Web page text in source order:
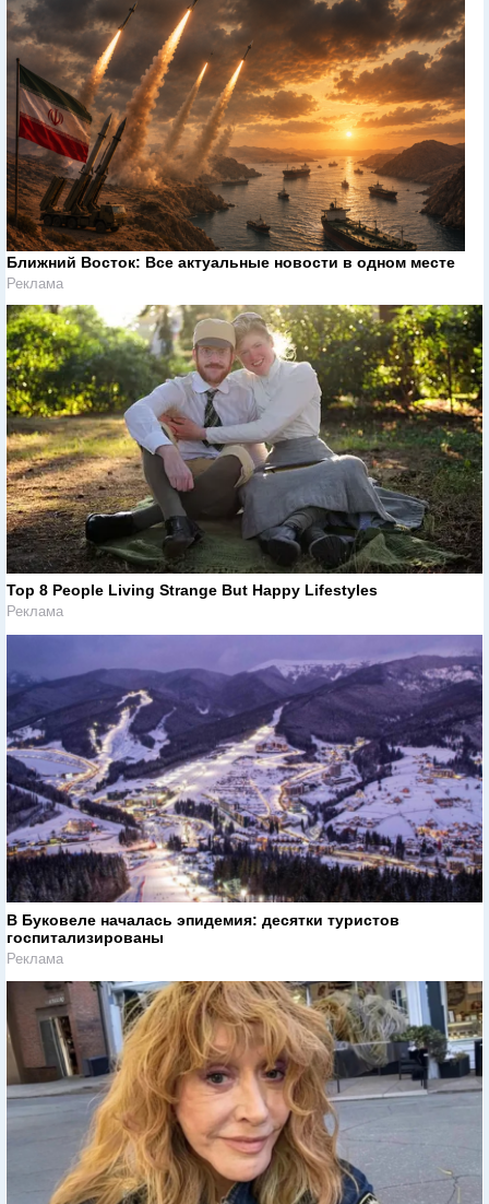
Ближний Восток: Все актуальные новости в одном месте
Реклама
Top 8 People Living Strange But Happy Lifestyles
Реклама
В Буковеле началась эпидемия: десятки туристов
госпитализированы
Реклама